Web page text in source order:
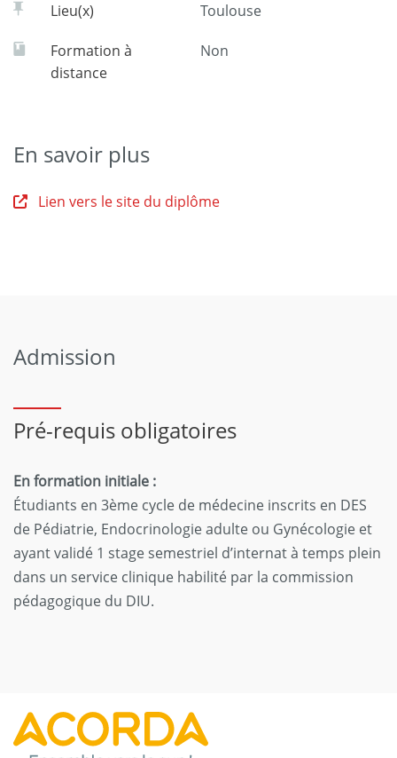
Lieu(x) Toulouse
Formation à
distance
Non
En savoir plus
Lien vers le site du diplôme
Admission
Pré-requis obligatoires
En formation initiale :
Étudiants en 3ème cycle de médecine inscrits en DES
de Pédiatrie, Endocrinologie adulte ou Gynécologie et
ayant validé 1 stage semestriel d’internat à temps plein
dans un service clinique habilité par la commission
pédagogique du DIU.